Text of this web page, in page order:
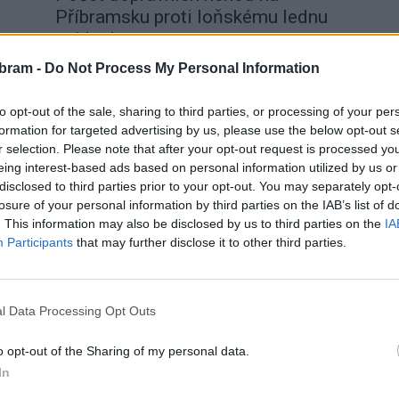
- Do Not Process My Personal Information
opt-out of the sale, sharing to third parties, or processing of your
for targeted advertising by us, please use the below opt-out
selection. Please note that after your opt-out request is processed
interest-based ads based on personal information utilized by us
to third parties prior to your opt-out. You may separately
of your personal information by third parties on the IAB’s list of
This information may also be disclosed by us to third parties on the
Participants that may further disclose it to other third parties.
Data Processing Opt Outs
opt-out of the Sharing of my personal data.
Příbramsku proti loňskému lednu
poklesl
Radek Ctibor - 2. 2. 2021
policisté na území okresu o 30 nehod méně než za
stejné období loňského roku, řešili celkem 88...
0
poklesl